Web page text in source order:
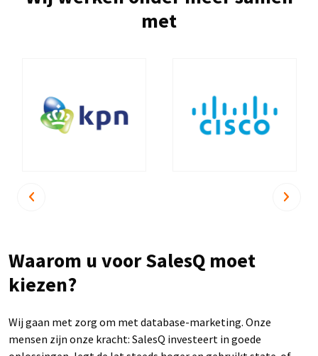
met
Waarom u voor SalesQ moet
kiezen?
Wij gaan met zorg om met database-marketing. Onze
mensen zijn onze kracht: SalesQ investeert in goede